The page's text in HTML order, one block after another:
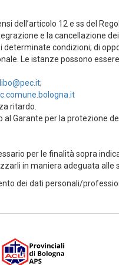
dell’articolo 12 e ss del
e la cancellazione
condizioni; di
Le istanze possono
;
ritardo.
Garante per la protezione
per le finalità sopra
in maniera adeguata alle
dei dati personali/